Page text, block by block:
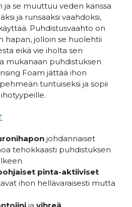
ja se muuttuu veden kanssa
ja runsaaksi vaahdoksi,
Puhdistusvaahto on
hapan, jolloin se huolehtii
eikä vie iholta sen
mukanaan puhdistuksen
Foam jättää ihon
tuntuiseksi ja sopii
johdannaiset
tehokkaasti puhdistuksen
pinta-aktiiviset
ihon hellävaraisesti mutta